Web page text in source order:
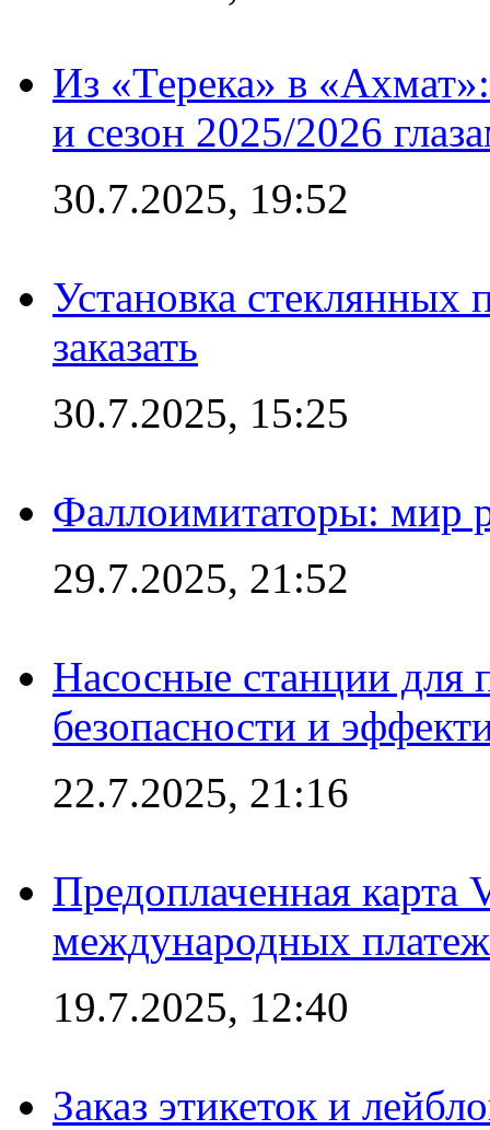
Из «Терека» в
и сезон 2025/2026
30.7.2025, 19:52
Установка стеклянных
заказать
30.7.2025, 15:25
Фаллоимитаторы: мир
29.7.2025, 21:52
Насосные станции для
безопасности и
22.7.2025, 21:16
Предоплаченная карта
международных
19.7.2025, 12:40
Заказ этикеток и